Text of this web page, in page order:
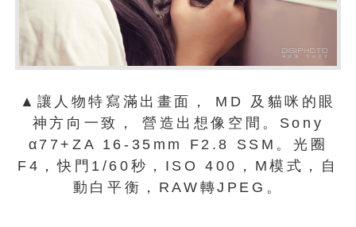
▲讓人物特寫滿出畫面， MD 及貓咪的眼
神方向一致， 營造出想像空間。Sony
α77+ZA 16-35mm F2.8 SSM。光圈
F4，快門1/60秒，ISO 400，M模式，自
動白平衡，RAW轉JPEG。